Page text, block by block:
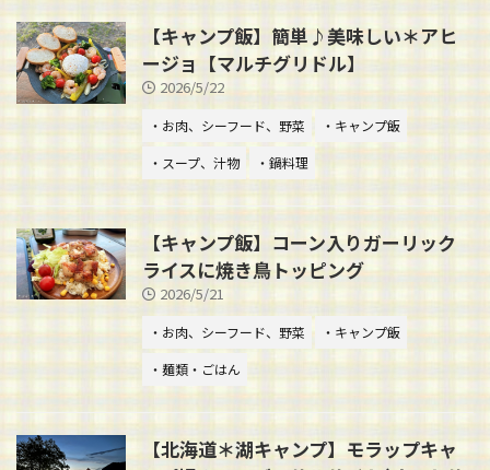
【キャンプ飯】簡単♪美味しい＊アヒ
ージョ【マルチグリドル】
2026/5/22
・お肉、シーフード、野菜
・キャンプ飯
・スープ、汁物
・鍋料理
【キャンプ飯】コーン入りガーリック
ライスに焼き鳥トッピング
2026/5/21
・お肉、シーフード、野菜
・キャンプ飯
・麺類・ごはん
【北海道＊湖キャンプ】モラップキャ